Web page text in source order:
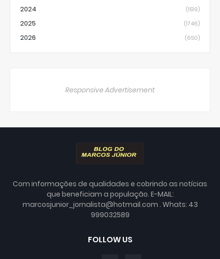
2024 (1519)
2025 (1746)
2026 (650)
Responsive Advertisement
Com informações de qualidades e cobrindo as notícias
que beneficiam a população. E-MAIL:
marcosjunior_jornalista@hotmail.com . Whats: 43
999032589
FOLLOW US